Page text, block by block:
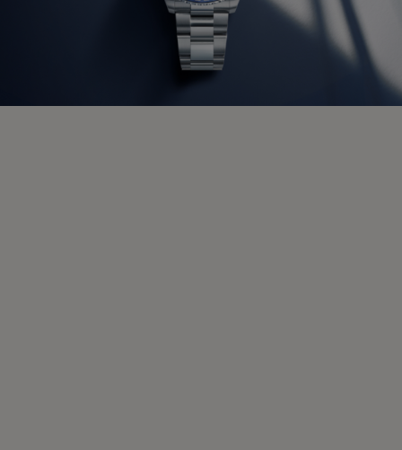
Rolex Accessoires
Uhrmacherkunst